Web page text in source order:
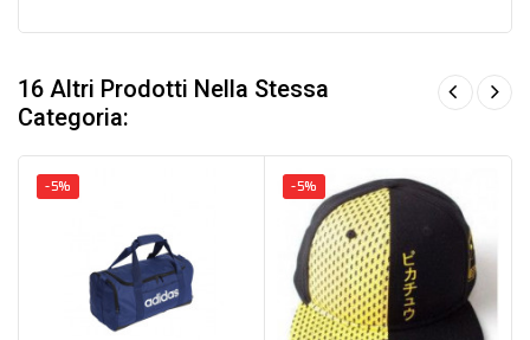
16 Altri Prodotti Nella Stessa
Categoria:
-5% -5%